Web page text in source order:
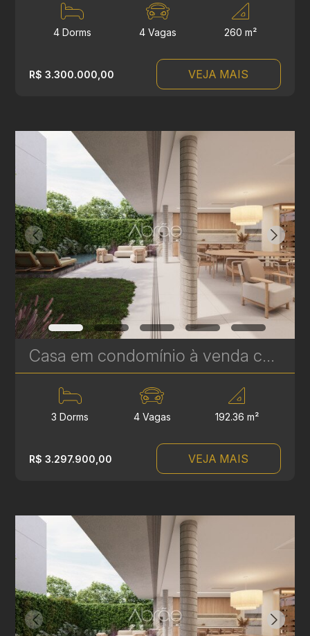
4 Dorms 4 Vagas 260 m²
R$ 3.300.000,00 VEJA MAIS
Casa em condomínio à venda com 3 suítes em Campina do Siqueira - 306,84 m² privativos - Casa Áurea | Ref. 1779
3 Dorms 4 Vagas 192.36 m²
R$ 3.297.900,00 VEJA MAIS